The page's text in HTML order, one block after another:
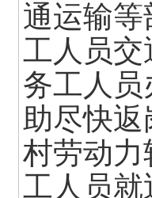
通运输
工人员
务工人
助尽快
村劳动
工人员